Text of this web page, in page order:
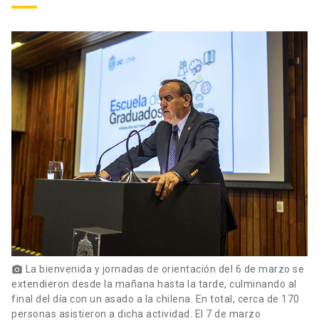
Vecinos
photo_camera La bienvenida y jornadas de orientación del 6 de marzo se
extendieron desde la mañana hasta la tarde, culminando al
final del día con un asado a la chilena. En total, cerca de 170
personas asistieron a dicha actividad. El 7 de marzo